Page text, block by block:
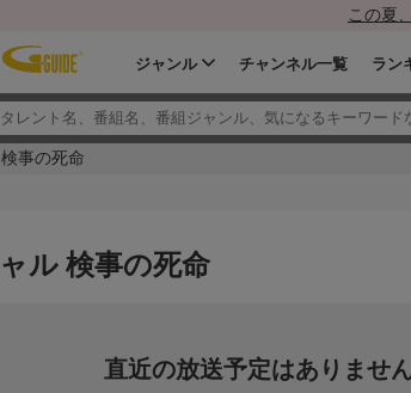
この夏
ジャンル チャンネル一覧 ラン
事の死命
ル 検事の死命
直近の放送予定はありませ